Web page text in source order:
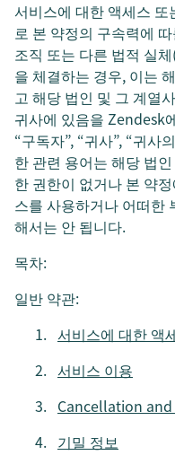
서비스에 대한 액세스 또
로 본 약정의 구속력에
조직 또는 다른 법적 실
을 체결하는 경우, 이는
고 해당 법인 및 그 계열
귀사에 있음을 Zendesk
“구독자”, “귀사”, “귀사
한 관련 용어는 해당 법
한 권한이 없거나 본 약
스를 사용하거나 어떠한
해서는 안 됩니다.
목차:
일반 약관:
서비스에 대한 액
서비스 이용
Cancellation
기밀 정보